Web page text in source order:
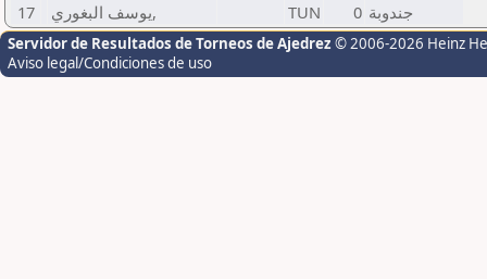
17
يوسف البغوري, TUN 0 جندوبة
Servidor de Resultados de Torneos de Ajedrez © 2006-2026 Heinz
Aviso legal/Condiciones de uso